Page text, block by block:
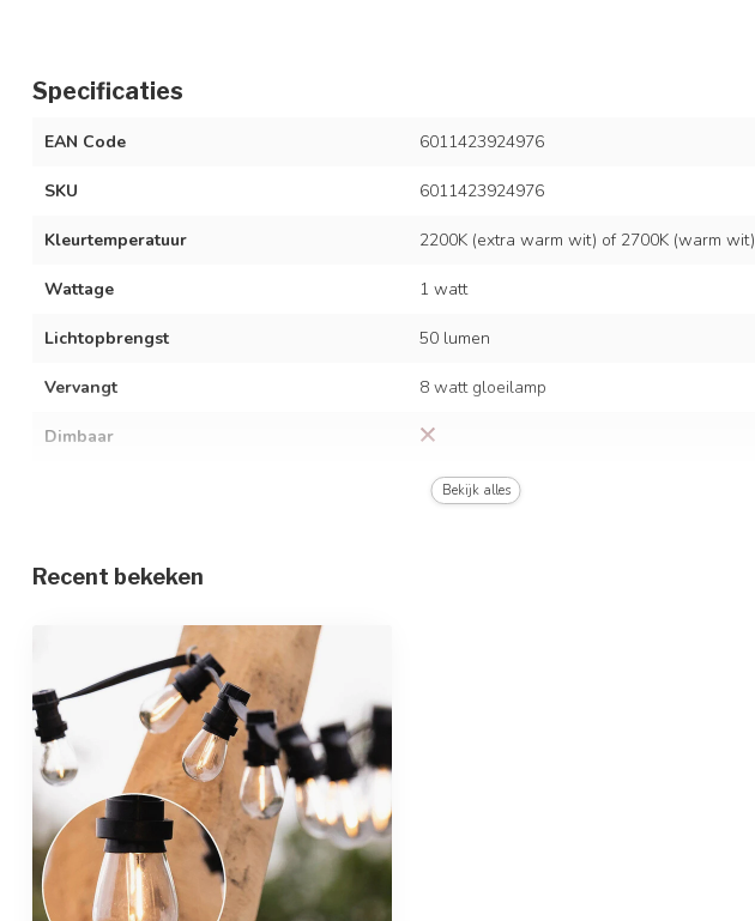
Specificaties
EAN Code 6011423924976
SKU 6011423924976
Kleurtemperatuur 2200K (extra warm wit) of 2700K (warm wit)
Wattage 1 watt
Lichtopbrengst 50 lumen
Vervangt 8 watt gloeilamp
Dimbaar
Ø4,5 x 8,5 cm
Fitting
Materiaal kap
Beschermingsgraad
Opwarmtijd
Bekijk alles
Recent bekeken